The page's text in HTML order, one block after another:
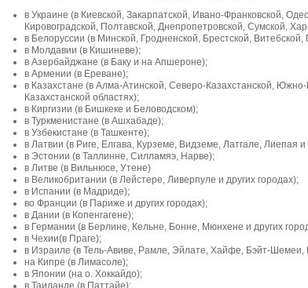
в Украине (в Киевской, Закарпатской, Ивано-Франковской,
Кировоградской, Полтавской, Днепропетровской, Сумской,
в Белоруссии (в Минской, Гродненской, Брестской, Витебской,
в Молдавии (в Кишиневе);
в Азербайджане (в Баку и на Апшероне);
в Армении (в Ереване);
в Казахстане (в Алма-Атинской, Северо-Казахстанской,
Казахстанской областях);
в Киргизии (в Бишкеке и Беловодском);
в Туркменистане (в Ашхабаде);
в Узбекистане (в Ташкенте);
в Латвии (в Риге, Елгава, Курземе, Видземе, Латгале, Лиепая и
в Эстонии (в Таллинне, Силламяэ, Нарве);
в Литве (в Вильнюсе, Утене)
в Великобритании (в Лейстере, Ливерпуле и других городах);
в Испании (в Мадриде);
во Франции (в Париже и других городах);
в Дании (в Копенгагене);
в Германии (в Берлине, Кельне, Бонне, Мюнхене и других
в Чехии(в Праге);
в Израиле (в Тель-Авиве, Рамле, Эйлате, Хайфе, Бэйт-
на Кипре (в Лимасоле);
в Японии (на о. Хоккайдо);
в Таиланде (в Паттайе);